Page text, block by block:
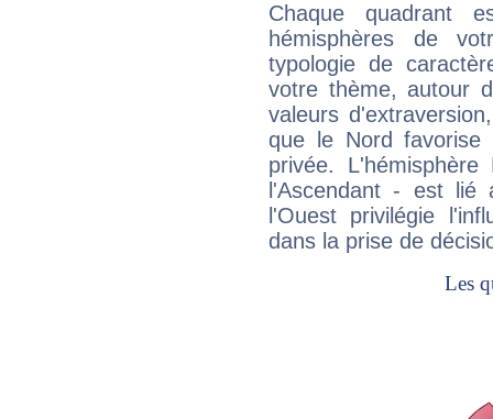
Chaque quadrant
hémisphères de
typologie de
votre thème, autour
valeurs
que le Nord favorise
privée.
l'Ascendant - est
l'Ouest privilégie
dans la prise de